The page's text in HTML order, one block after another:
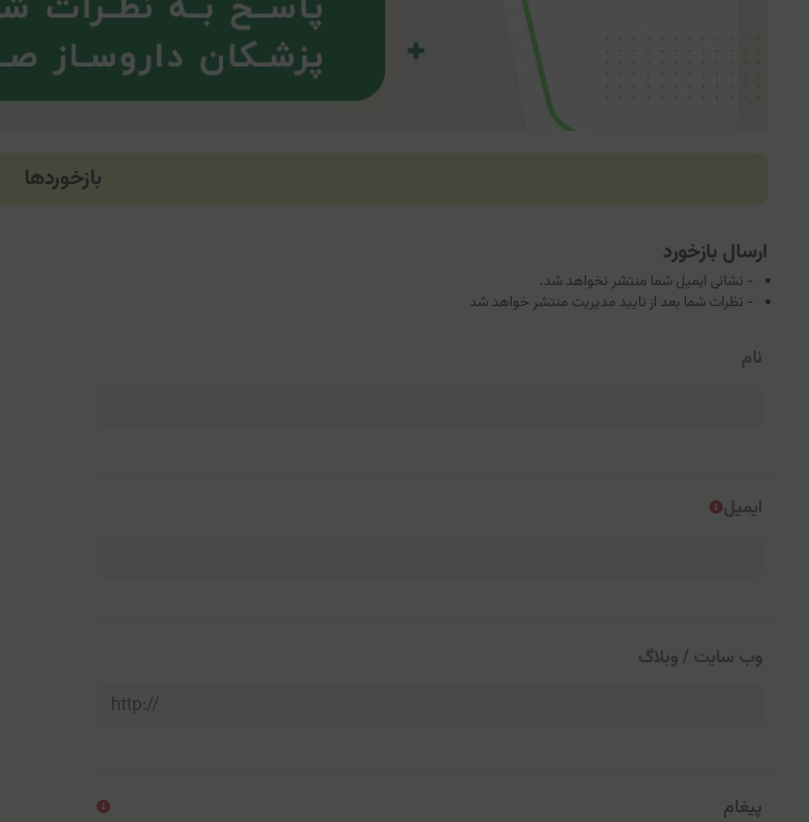
بازخوردها
ارسال بازخورد
- نشانی ایمیل شما منتشر نخواهد شد.
- نظرات شما بعد از تایید مدیریت منتشر خواهد شد
نام
ایمیل
وب سایت / وبلاگ
پیغام